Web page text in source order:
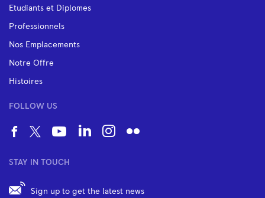
Etudiants et Diplomes
Professionnels
Nos Emplacements
Notre Offre
Histoires
FOLLOW US
STAY IN TOUCH
Sign up to get the latest news